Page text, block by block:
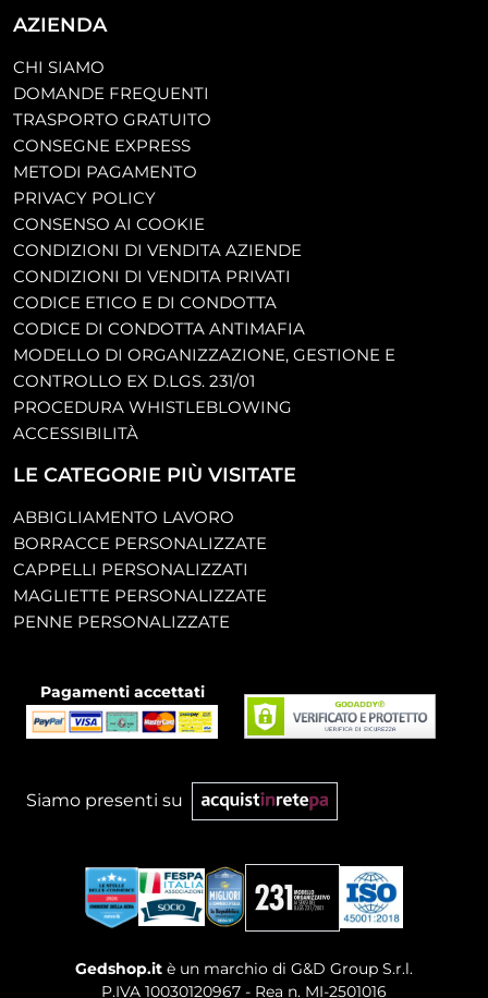
AZIENDA
CHI SIAMO
DOMANDE FREQUENTI
TRASPORTO GRATUITO
CONSEGNE EXPRESS
METODI PAGAMENTO
PRIVACY POLICY
CONSENSO AI COOKIE
CONDIZIONI DI VENDITA AZIENDE
CONDIZIONI DI VENDITA PRIVATI
CODICE ETICO E DI CONDOTTA
CODICE DI CONDOTTA ANTIMAFIA
MODELLO DI ORGANIZZAZIONE, GESTIONE E
CONTROLLO EX D.LGS. 231/01
PROCEDURA WHISTLEBLOWING
ACCESSIBILITÀ
LE CATEGORIE PIÙ VISITATE
ABBIGLIAMENTO LAVORO
BORRACCE PERSONALIZZATE
CAPPELLI PERSONALIZZATI
MAGLIETTE PERSONALIZZATE
PENNE PERSONALIZZATE
Pagamenti accettati
Siamo presenti su
Gedshop.it è un marchio di G&D Group S.r.l.
P.IVA 10030120967 - Rea n. MI-2501016